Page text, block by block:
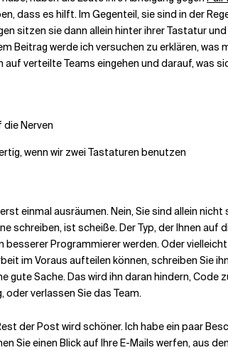
dass es hilft. Im Gegenteil, sie sind in der
sitzen sie dann allein hinter ihrer Tastatur
Beitrag werde ich versuchen zu erklären, was
auf verteilte Teams eingehen und darauf, was
die Nerven
wenn wir zwei Tastaturen benutzen
einmal ausräumen. Nein, Sie sind allein
schreiben, ist scheiße. Der Typ, der Ihnen
besserer Programmierer werden. Oder
im Voraus aufteilen können, schreiben Sie
gute Sache. Das wird ihn daran hindern,
oder verlassen Sie das Team.
der Post wird schöner. Ich habe ein paar
Sie einen Blick auf Ihre E-Mails werfen, aus